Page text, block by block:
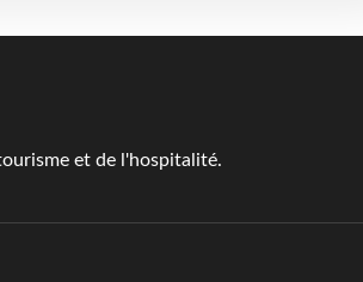
et de l'hospitalité.